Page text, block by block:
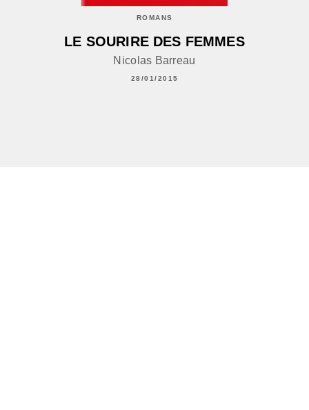
ROMANS
LE SOURIRE DES FEMMES
Nicolas Barreau
28/01/2015